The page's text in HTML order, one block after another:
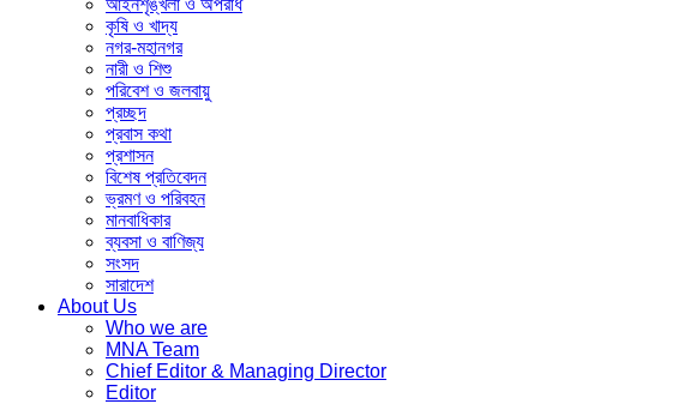
কৃষি ও খাদ্য
নগর-মহানগর
নারী ও ‍শিশু
পরিবেশ ও জলবায়ু
প্রচ্ছদ
প্রবাস কথা
প্রশাসন
বিশেষ প্রতিবেদন
ভ্রমণ ও পরিবহন
মানবাধিকার
ব্যবসা ও বাণিজ্য
সংসদ
সারাদেশ
About Us
Who we are
MNA Team
Chief Editor & Managing Director
Editor